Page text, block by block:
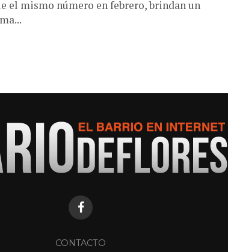
el mismo número en febrero, brindan un
CONTACTO